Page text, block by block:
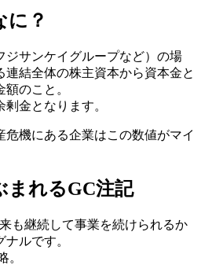
に？
ジサンケイグループなど）の場
結全体の株主資本から資本金と
のこと。
金となります。
機にある企業はこの数値がマイ
まれるGC注記
来も継続して事業を続けられるか
ナルです。
。